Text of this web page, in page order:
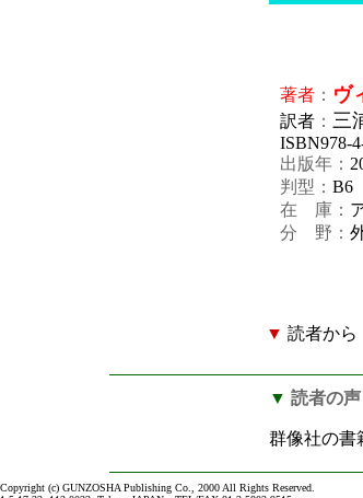
著者： ヴ
訳者： 三
ISBN978-
出版年：
判型： B6
在 庫：
分 野：
▼ 読者から
▼ 読者の声
群像社の書
Copyright (c) GUNZOSHA Publishing Co., 2000 All Rights Reserved.